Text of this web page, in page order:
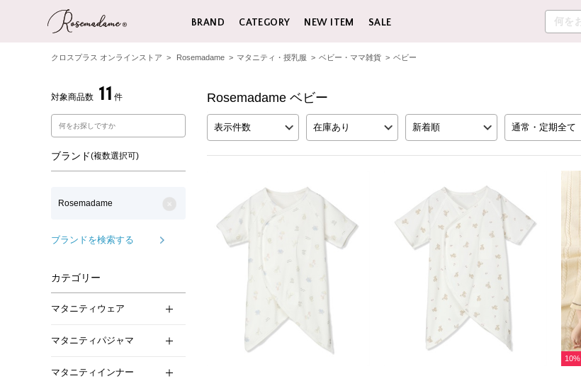
BRAND CATEGORY NEW ITEM SALE
クロスプラス オンラインストア > Rosemadame > マタニティ・授乳服 > ベビー・ママ雑貨 > ベビー
対象商品数 11 件 Rosemadame ベビー
ブランド(複数選択可)
Rosemadame
ブランドを検索する
カテゴリー
マタニティウェア
マタニティパジャマ
マタニティインナー
表示件数 在庫あり 新着順 通常・定期全て